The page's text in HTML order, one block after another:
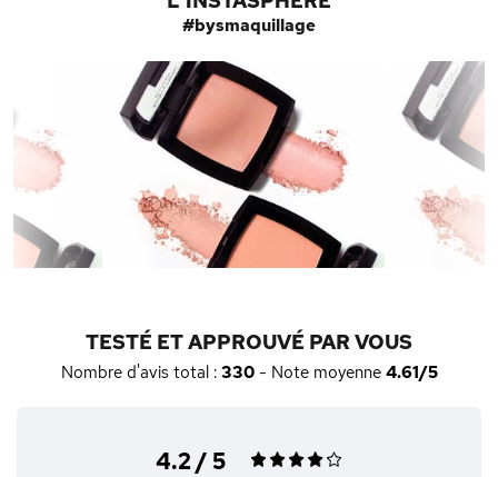
#bysmaquillage
TESTÉ ET APPROUVÉ PAR VOUS
Nombre d'avis total : 330- Note moyenne 4.61/5
4.2 / 5